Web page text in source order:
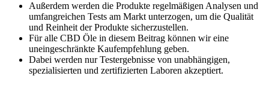
Außerdem werden die Produkte regelmäßigen Analysen und
umfangreichen Tests am Markt unterzogen, um die Qualität
und Reinheit der Produkte sicherzustellen.
Für alle CBD Öle in diesem Beitrag können wir eine
uneingeschränkte Kaufempfehlung geben.
Dabei werden nur Testergebnisse von unabhängigen,
spezialisierten und zertifizierten Laboren akzeptiert.